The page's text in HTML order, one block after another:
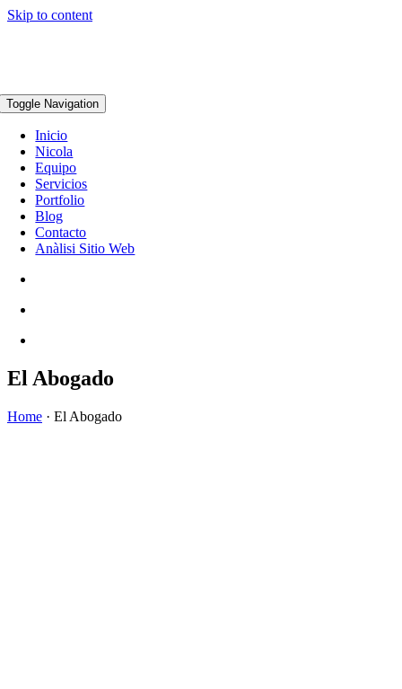
Skip to content
Toggle Navigation
Inicio
Nicola
Equipo
Servicios
Portfolio
Blog
Contacto
Anàlisi Sitio Web
El Abogado
Home · El Abogado